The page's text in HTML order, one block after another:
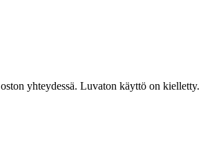
yhteydessä. Luvaton käyttö on kielletty.